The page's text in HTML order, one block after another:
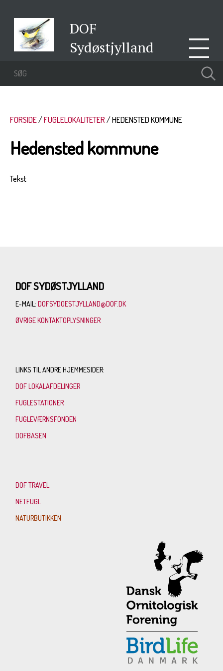
DOF
Sydøstjylland
FORSIDE FUGLELOKALITETER HEDENSTED KOMMUNE
Hedensted kommune
Tekst
DOF SYDØSTJYLLAND
E-MAIL:DOFSYDOESTJYLLAND@DOF.DK
ØVRIGE KONTAKTOPLYSNINGER
LINKS TIL ANDRE HJEMMESIDER:
DOF LOKALAFDELINGER
FUGLESTATIONER
FUGLEVÆRNSFONDEN
DOFBASEN
DOF TRAVEL
NETFUGL
NATURBUTIKKEN